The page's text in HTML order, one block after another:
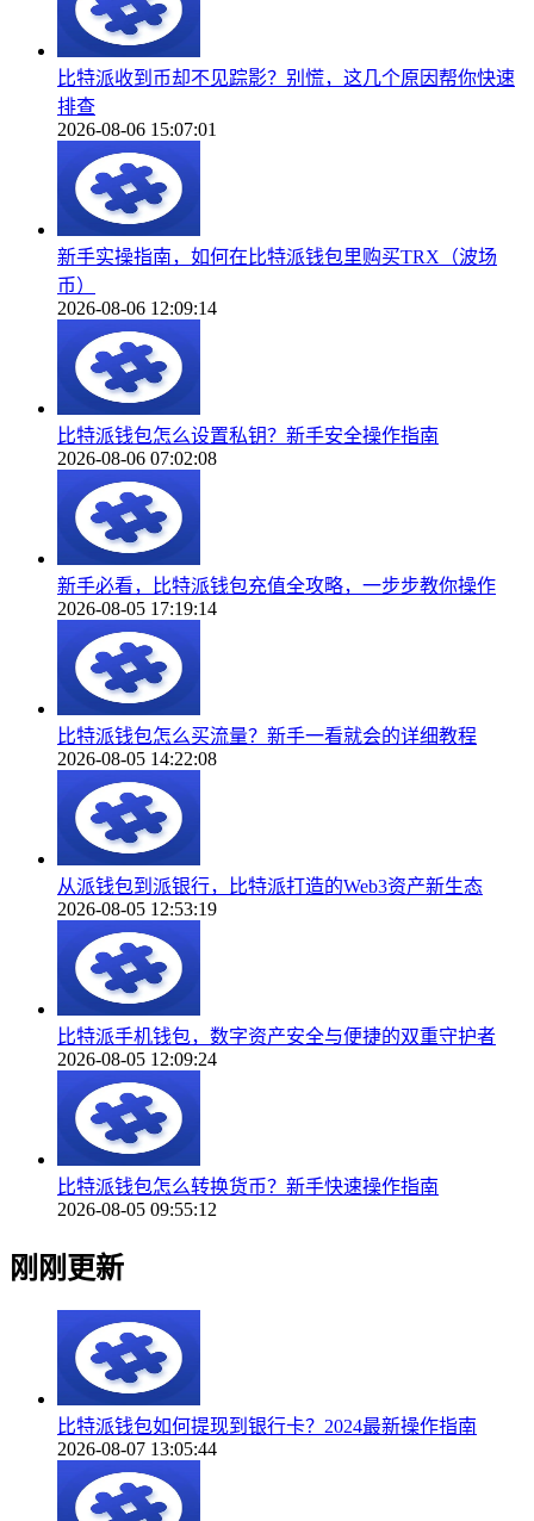
比特派收到币却不见踪影？别慌，这几个原因帮你快速
排查
2026-08-06 15:07:01
新手实操指南，如何在比特派钱包里购买TRX（波场
币）
2026-08-06 12:09:14
比特派钱包怎么设置私钥？新手安全操作指南
2026-08-06 07:02:08
新手必看，比特派钱包充值全攻略，一步步教你操作
2026-08-05 17:19:14
比特派钱包怎么买流量？新手一看就会的详细教程
2026-08-05 14:22:08
从派钱包到派银行，比特派打造的Web3资产新生态
2026-08-05 12:53:19
比特派手机钱包，数字资产安全与便捷的双重守护者
2026-08-05 12:09:24
比特派钱包怎么转换货币？新手快速操作指南
2026-08-05 09:55:12
刚刚更新
比特派钱包如何提现到银行卡？2024最新操作指南
2026-08-07 13:05:44